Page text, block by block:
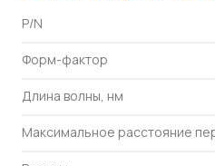
P/N
Форм-фактор
Длина волны, нм
Максимальное расстояние